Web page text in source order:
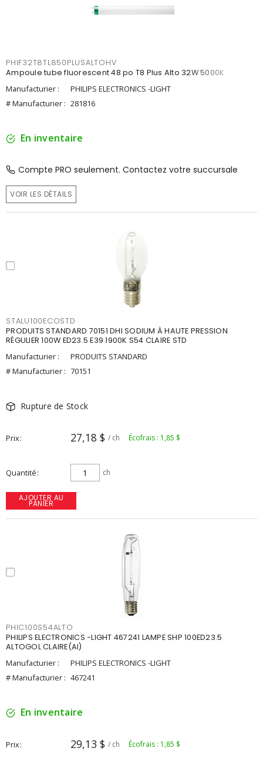
PHIF32T8TL850PLUSALTOHV
Ampoule tube fluorescent 48 po T8 Plus Alto 32W 5000K
Manufacturier :
PHILIPS ELECTRONICS -LIGHT
# Manufacturier : 281816
En inventaire
Compte PRO seulement. Contactez votre succursale
VOIR LES DÉTAILS
STALU100ECOSTD
PRODUITS STANDARD 70151 DHI SODIUM À HAUTE PRESSION
RÉGULIER 100W ED23.5 E39 1900K S54 CLAIRE STD
Manufacturier :
PRODUITS STANDARD
# Manufacturier : 70151
Rupture de Stock
Prix 27,18 $ / ch Écofrais : 1,85 $
Quantité ch
AJOUTER AU
PANIER
PHIC100S54ALTO
PHILIPS ELECTRONICS -LIGHT 467241 LAMPE SHP 100ED23.5
ALTOGOL CLAIRE(AI)
Manufacturier :
PHILIPS ELECTRONICS -LIGHT
# Manufacturier : 467241
En inventaire
Prix 29,13 $ / ch Écofrais : 1,85 $